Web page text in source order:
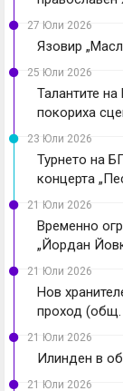
27 Юли 2026
Язовир
25 Юли 2026
Талантите
покориха
23 Юли 2026
Турнето на
концерта
21 Юли 2026
Временно
„Йордан
21 Юли 2026
Нов
проход
21 Юли 2026
Илинден в
21 Юли 2026